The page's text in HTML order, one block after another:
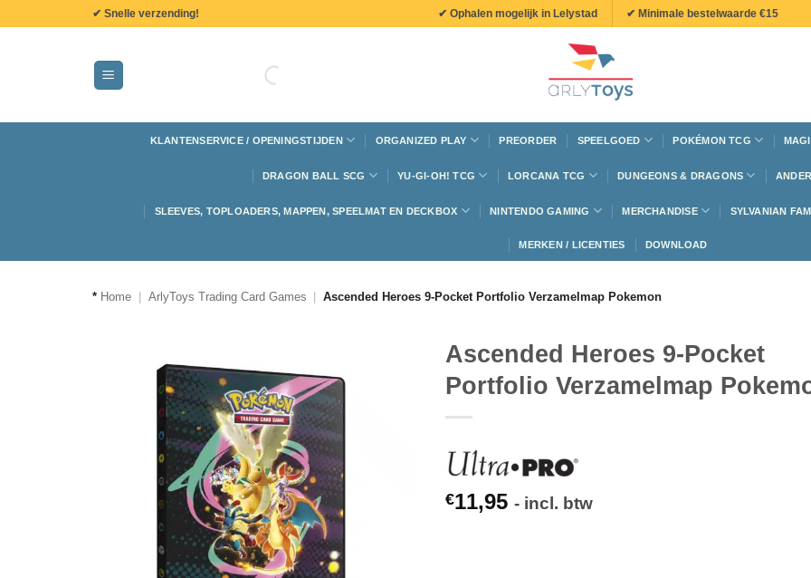
✔ Snelle verzending! ✔ Ophalen mogelijk in Lelystad ✔ Minimale bestelwaarde €15
KLANTENSERVICE / OPENINGSTIJDEN ORGANIZED PLAY PREORDER SPEELGOED POKÉMON TCG
DRAGON BALL SCG YU-GI-OH! TCG LORCANA TCG DUNGEONS & DRAGONS
SLEEVES, TOPLOADERS, MAPPEN, SPEELMAT EN DECKBOX NINTENDO GAMING MERCHANDISE SYLVANIAN
MERKEN / LICENTIES DOWNLOAD
* Home ArlyToys Trading Card Games Ascended Heroes 9-Pocket Portfolio Verzamelmap Pokemon
Ascended Heroes 9-Pocket
Portfolio Verzamelmap
€11,95 - incl. btw